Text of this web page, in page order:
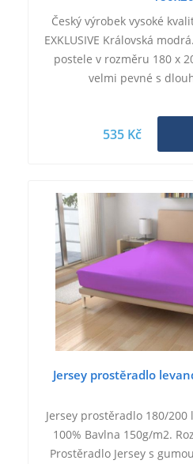
Český výrobek vysoké
EXKLUSIVE Královská
postele v rozměru 180 x
velmi pevné s
535 Kč
Jersey prostěradlo
Jersey prostěradlo 180/
100% Bavlna 150g/m2.
Prostěradlo Jersey s